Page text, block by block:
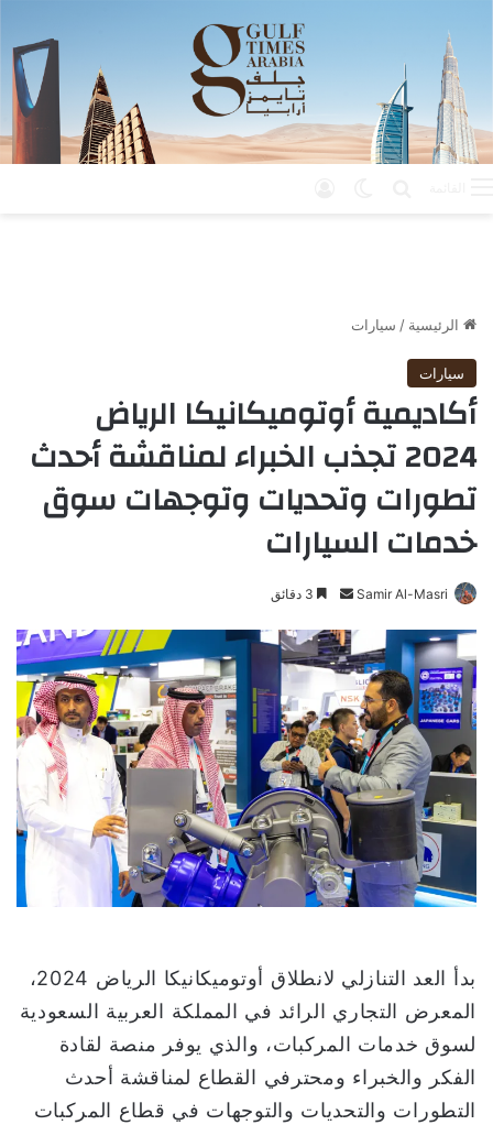
الرئيسية / سيارات
سيارات
أكاديمية أوتوميكانيكا الرياض
2024 تجذب الخبراء لمناقشة أحدث
تطورات وتحديات وتوجهات سوق
خدمات السيارات
Samir Al-Masri
س
ل
ر
ي
د
ا
إ
ل
ك
ت
ي
بدأ العد التنازلي لانطلاق أوتوميكانيكا الرياض 2024،
المعرض التجاري الرائد في المملكة العربية السعودية
لسوق خدمات المركبات، والذي يوفر منصة لقادة
الفكر والخبراء ومحترفي القطاع لمناقشة أحدث
التطورات والتحديات والتوجهات في قطاع المركبات